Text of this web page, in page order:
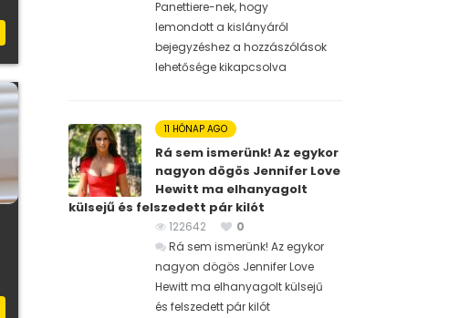
Panettiere-nek, hogy
lemondott a kislányáról
bejegyzéshez a hozzászólások
lehetősége kikapcsolva
11 HÓNAP AGO
Rá sem ismerünk! Az egykor
nagyon dögös Jennifer Love
Hewitt ma elhanyagolt
külsejű és felszedett pár kilót
122642
0
Rá sem ismerünk! Az egykor
nagyon dögös Jennifer Love
Hewitt ma elhanyagolt külsejű
és felszedett pár kilót